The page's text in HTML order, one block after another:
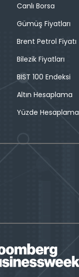
Canlı Borsa
Gümüş Fiyatları
Brent Petrol Fiyatı
Bilezik Fiyatları
BIST 100 Endeksi
Altın Hesaplama
Yüzde Hesaplama